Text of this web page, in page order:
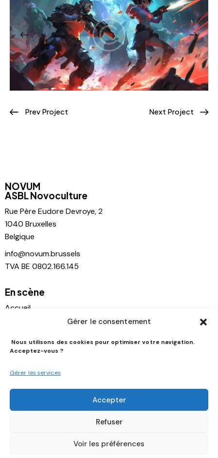
Gérer le consentement
Nous utilisons des cookies pour optimiser votre navigation.
Acceptez-vous ?
Gérer les services
Accepter
Refuser
Voir les préférences
Prev Project Next Project
NOVUM
ASBL Novoculture
Rue Père Eudore Devroye, 2
1040 Bruxelles
Belgique
info@novum.brussels
TVA BE 0802.166.145
En scène
Accueil
Location
Contact
Histoire
Suivez-nous